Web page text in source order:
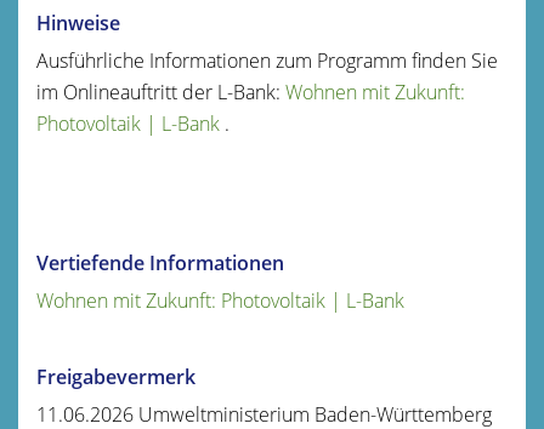
Hinweise
Ausführliche Informationen zum Programm finden Sie
im Onlineauftritt der L-Bank: Wohnen mit Zukunft:
Photovoltaik | L-Bank .
Vertiefende Informationen
Wohnen mit Zukunft: Photovoltaik | L-Bank
Freigabevermerk
11.06.2026 Umweltministerium Baden-Württemberg